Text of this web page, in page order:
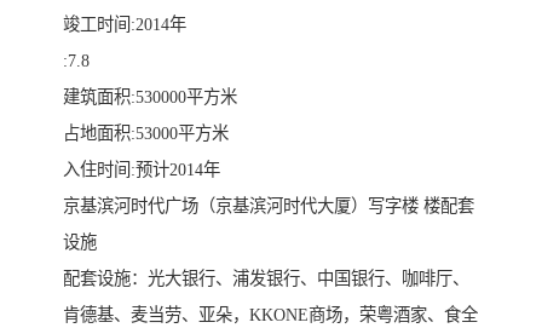
竣工时间:2014年
:7.8
建筑面积:530000平方米
占地面积:53000平方米
入住时间:预计2014年
京基滨河时代广场（京基滨河时代大厦）写字楼 楼配套
设施
配套设施：光大银行、浦发银行、中国银行、咖啡厅、
肯德基、麦当劳、亚朵，KKONE商场，荣粤酒家、食全